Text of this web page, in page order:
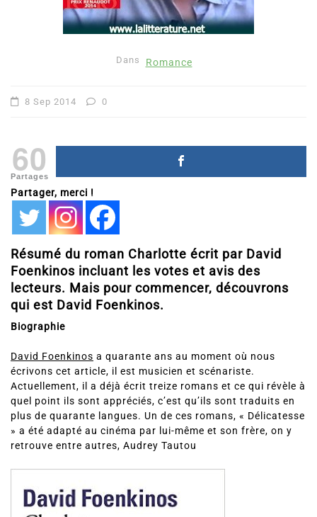
Dans Romance
8 Sep 2014 0
60
Partages
Partager, merci !
Résumé du roman Charlotte écrit par David
Foenkinos incluant les votes et avis des
lecteurs. Mais pour commencer, découvrons
qui est David Foenkinos.
Biographie
David Foenkinos a quarante ans au moment où nous
écrivons cet article, il est musicien et scénariste.
Actuellement, il a déjà écrit treize romans et ce qui révèle à
quel point ils sont appréciés, c’est qu’ils sont traduits en
plus de quarante langues. Un de ces romans, « Délicatesse
» a été adapté au cinéma par lui-même et son frère, on y
retrouve entre autres, Audrey Tautou